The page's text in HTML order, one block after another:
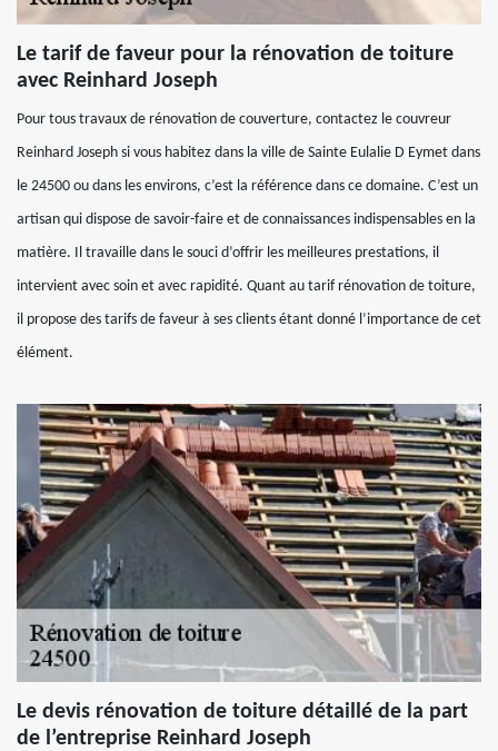
Le tarif de faveur pour la rénovation de toiture
avec Reinhard Joseph
Pour tous travaux de rénovation de couverture, contactez le couvreur
Reinhard Joseph si vous habitez dans la ville de Sainte Eulalie D Eymet dans
le 24500 ou dans les environs, c’est la référence dans ce domaine. C’est un
artisan qui dispose de savoir-faire et de connaissances indispensables en la
matière. Il travaille dans le souci d’offrir les meilleures prestations, il
intervient avec soin et avec rapidité. Quant au tarif rénovation de toiture,
il propose des tarifs de faveur à ses clients étant donné l’importance de cet
élément.
Le devis rénovation de toiture détaillé de la part
de l’entreprise Reinhard Joseph